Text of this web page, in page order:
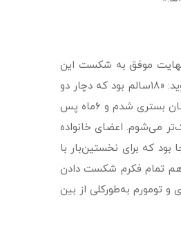
و درنهایت موفق به شکست این
بیماری شد. یاور که اکنون به‌عنوان یکی از نیروهای موظف در موسسه بهنام دهش‌پور به همدردانش کمک می‌کند، درباره روزهای بیماریش به «شهروند» می‌گوید: «١٨سالم بود که دچار دو
بینی شدم، به چند پزشک متخصص مراجعه کردم و درنهایت به من گفتند که تومور بدخیمی در سرم رشد کرده و باید جراحی شوم. ‌سال ١٣٨٢ بود که در بیمارستان بستری شدم و ٦ماه پس
می‌شوم. اعضای خانواده
که برای نخستین‌بار با
هم تمام فکرم شکست دادن
بیماری و تومورم به‌طورکلی از بین